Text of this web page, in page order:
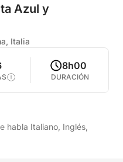
Azul y
Italia
8h00
DURACIÓN
habla Italiano, Inglés,